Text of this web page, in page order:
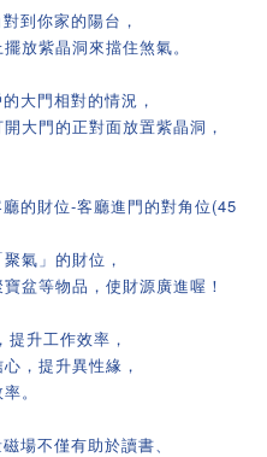
到你家的陽台，
放紫晶洞來擋住煞氣。
大門相對的情況，
大門的正對面放置紫晶洞，
的財位-客廳進門的對角位(45
氣」的財位，
盆等物品，使財源廣進喔！
升工作效率，
，提升異性緣，
。
場不僅有助於讀書、